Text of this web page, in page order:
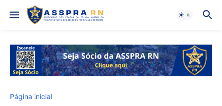
Página inicial